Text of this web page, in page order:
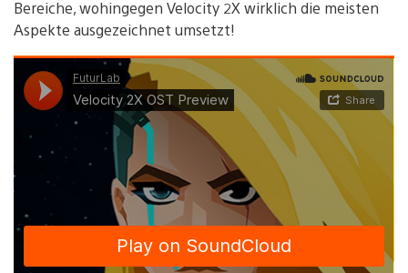
Bereiche, wohingegen Velocity 2X wirklich die meisten
Aspekte ausgezeichnet umsetzt!